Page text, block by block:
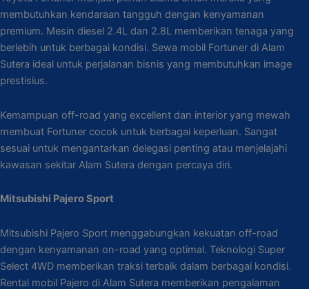
membutuhkan kendaraan tangguh dengan kenyamanan
premium. Mesin diesel 2.4L dan 2.8L memberikan tenaga yang
berlebih untuk berbagai kondisi. Sewa mobil Fortuner di Alam
Sutera ideal untuk perjalanan bisnis yang membutuhkan image
prestisius.
Kemampuan off-road yang excellent dan interior yang mewah
membuat Fortuner cocok untuk berbagai keperluan. Sangat
sesuai untuk mengantarkan delegasi penting atau menjelajahi
kawasan sekitar Alam Sutera dengan percaya diri.
Mitsubishi Pajero Sport
Mitsubishi Pajero Sport menggabungkan kekuatan off-road
dengan kenyamanan on-road yang optimal. Teknologi Super
Select 4WD memberikan traksi terbaik dalam berbagai kondisi.
Rental mobil Pajero di Alam Sutera memberikan pengalaman